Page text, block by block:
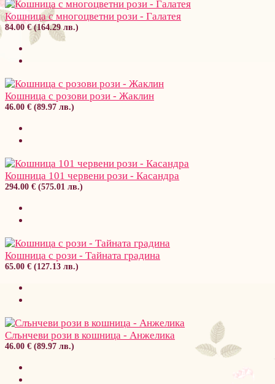
Кошница с многоцветни рози - Галатея
84.00 € (164.29 лв.)
Кошница с розови рози - Жаклин
46.00 € (89.97 лв.)
Кошница 101 червени рози - Касандра
294.00 € (575.01 лв.)
Кошница с рози - Тайната градина
65.00 € (127.13 лв.)
Слънчеви рози в кошница - Анжелика
46.00 € (89.97 лв.)